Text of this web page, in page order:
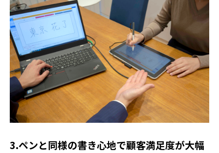
3.ペンと同様の書き心地で顧客満足度が大幅